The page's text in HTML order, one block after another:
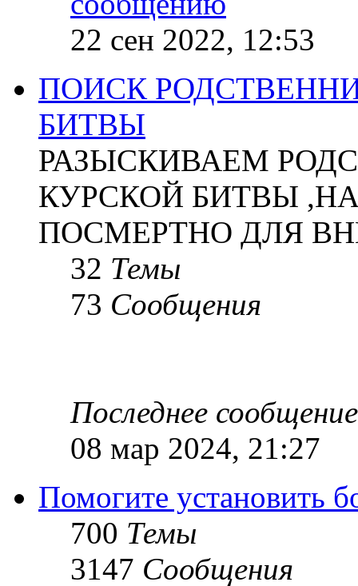
22 сен 2022, 12:53
ПОИСК
БИТВЫ
РАЗЫСКИВАЕМ
КУРСКОЙ БИТВЫ
ПОСМЕРТНО ДЛЯ
32 Темы
73 Сообщения
Последнее сообщение
08 мар 2024, 21:27
Помогите установить
700 Темы
3147 Сообщения